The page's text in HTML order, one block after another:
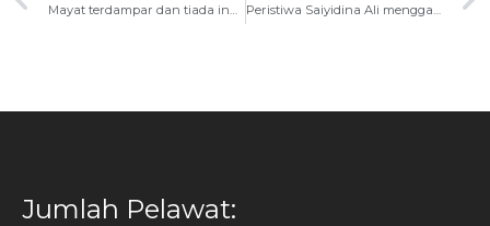
Mayat terdampar dan tiada indentiti Peristiwa Saiyidina Ali menggantikan tempat tidur Rasulullah s.a.w
Jumlah Pelawat: